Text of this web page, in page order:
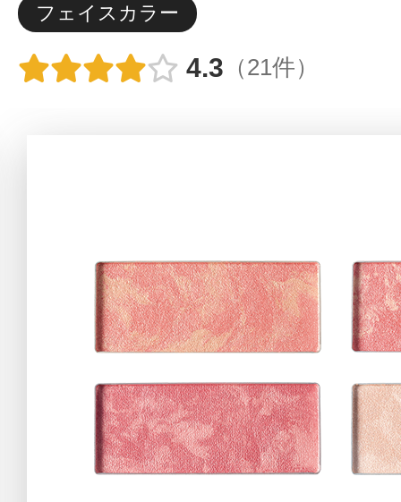
ブランドサイ
フェイスカラー
4.3 （21件）